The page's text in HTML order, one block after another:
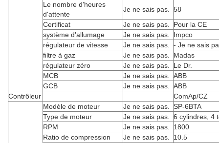
Le nombre d'heures
d'attente
Je ne sais pas.
58
Certificat
Je ne sais pas.
Pour la CE
système d'allumage
Je ne sais pas.
Impco
régulateur de vitesse
Je ne sais pas.
- Je ne sais
filtre à gaz
Je ne sais pas.
Madas
régulateur zéro
Je ne sais pas.
Le Dr.
MCB
Je ne sais pas.
ABB
GCB
Je ne sais pas.
ABB
Contrôleur
ComAp/CZ
Modèle de moteur Je ne sais pas.
SP-6BTA
Type de moteur
Je ne sais pas.
6 cylindres, 4
RPM
Je ne sais pas.
1800
Ratio de compression
Je ne sais pas.
10.5